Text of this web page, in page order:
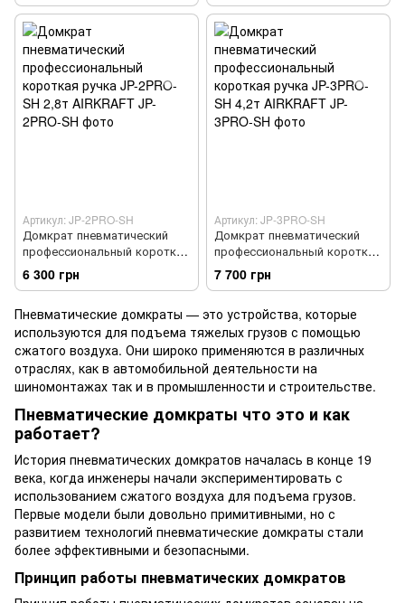
Артикул: JP-2PRO-SH
Домкрат пневматический
профессиональный короткая
ручка JP-2PRO-SH 2,8т
AIRKRAFT
6 300 грн
Артикул: JP-3PRO-SH
Домкрат пневматический
профессиональный короткая
ручка JP-3PRO-SH 4,2т
AIRKRAFT
7 700 грн
Пневматические домкраты — это устройства, которые
используются для подъема тяжелых грузов с помощью
сжатого воздуха. Они широко применяются в различных
отраслях, как в автомобильной деятельности на
шиномонтажах так и в промышленности и строительстве.
Пневматические домкраты что это и как
работает?
История пневматических домкратов началась в конце 19
века, когда инженеры начали экспериментировать с
использованием сжатого воздуха для подъема грузов.
Первые модели были довольно примитивными, но с
развитием технологий пневматические домкраты стали
более эффективными и безопасными.
Принцип работы пневматических домкратов